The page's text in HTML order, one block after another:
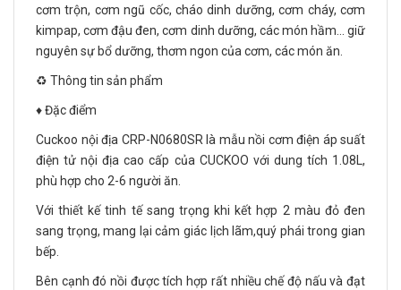
cơm trộn, cơm ngũ cốc, cháo dinh dưỡng, cơm cháy, cơm
kimpap, cơm đậu đen, cơm dinh dưỡng, các món hầm... giữ
nguyên sự bổ dưỡng, thơm ngon của cơm, các món ăn.
♻️ Thông tin sản phẩm
♦️ Đặc điểm
Cuckoo nội địa CRP-N0680SR là mẫu nồi cơm điện áp suất
điện tử nội địa cao cấp của CUCKOO với dung tích 1.08L,
phù hợp cho 2-6 người ăn.
Với thiết kế tinh tế sang trọng khi kết hợp 2 màu đỏ đen
sang trọng, mang lại cảm giác lịch lãm,quý phái trong gian
bếp.
Bên cạnh đó nồi được tích hợp rất nhiều chế độ nấu và đạt